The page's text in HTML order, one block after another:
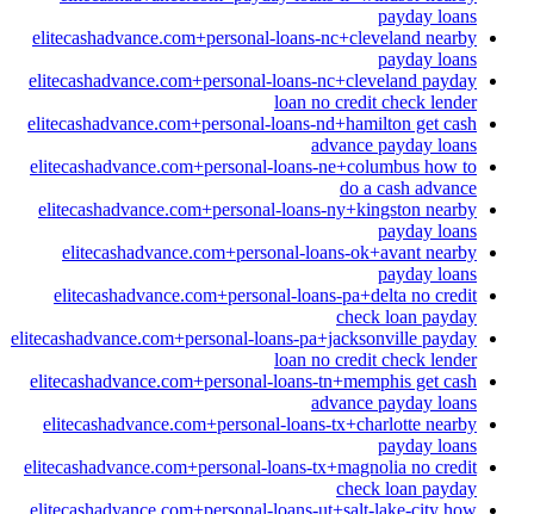
payday loans
elitecashadvance.com+personal-loans-nc+cleveland nearby
payday loans
elitecashadvance.com+personal-loans-nc+cleveland payday
loan no credit check lender
elitecashadvance.com+personal-loans-nd+hamilton get cash
advance payday loans
elitecashadvance.com+personal-loans-ne+columbus how to
do a cash advance
elitecashadvance.com+personal-loans-ny+kingston nearby
payday loans
elitecashadvance.com+personal-loans-ok+avant nearby
payday loans
elitecashadvance.com+personal-loans-pa+delta no credit
check loan payday
elitecashadvance.com+personal-loans-pa+jacksonville payday
loan no credit check lender
elitecashadvance.com+personal-loans-tn+memphis get cash
advance payday loans
elitecashadvance.com+personal-loans-tx+charlotte nearby
payday loans
elitecashadvance.com+personal-loans-tx+magnolia no credit
check loan payday